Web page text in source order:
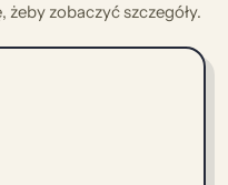
zobaczyć szczegóły.